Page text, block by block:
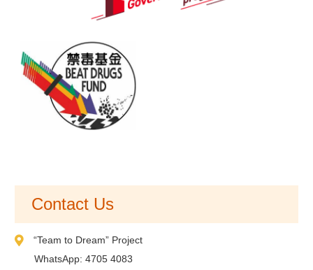
Contact Us
“Team to Dream” Project
WhatsApp: 4705 4083